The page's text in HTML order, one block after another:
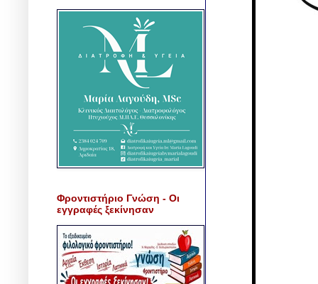
Φροντιστήριο Γνώση - Οι
εγγραφές ξεκίνησαν